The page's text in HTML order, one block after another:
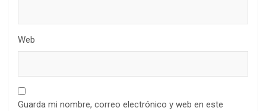
Web
Guarda mi nombre, correo electrónico y web en este